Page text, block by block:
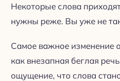
Некоторые слова
нужны реже. Вы уже не
Самое важное изменение
как внезапная беглая
ощущение, что слова